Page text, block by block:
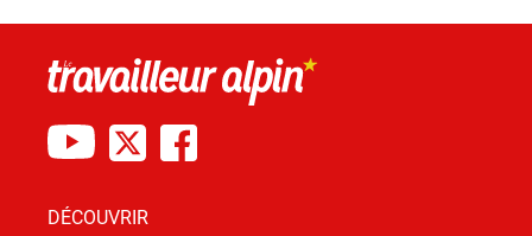
DÉCOUVRIR